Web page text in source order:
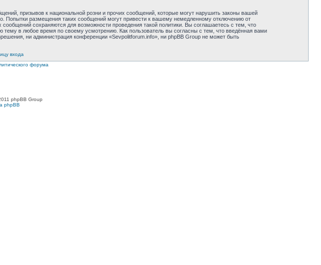
призывов к национальной розни и прочих сообщений, которые могут нарушить законы вашей
Попытки размещения таких сообщений могут привести к вашему немедленному отключению от
сохраняются для возможности проведения такой политики. Вы соглашаетесь с тем, что
в любое время по своему усмотрению. Как пользователь вы согласны с тем, что введённая вами
ни администрация конференции «Sevpolitforum.info», ни phpBB Group не может быть
входа
форума
phpBB Group
phpBB